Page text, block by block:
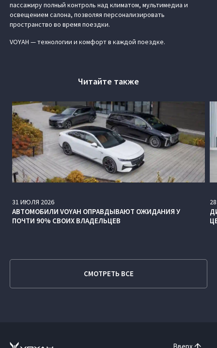
пассажиру полный контроль над климатом, мультимедиа и
освещением салона, позволяя персонализировать
пространство во время поездки.
VOYAH — технологии и комфорт в каждой поездке.
Читайте также
31 ИЮЛЯ 2026
АВТОМОБИЛИ VOYAH ОПРАВДЫВАЮТ ОЖИДАНИЯ У
ПОЧТИ 90% СВОИХ ВЛАДЕЛЬЦЕВ
28
СМОТРЕТЬ ВСЕ
Вверх